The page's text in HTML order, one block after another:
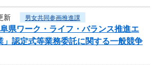
新 男女共同参画推進課
県ワーク・ライフ・バランス推進エ
」認定式等業務委託に関する一般競争